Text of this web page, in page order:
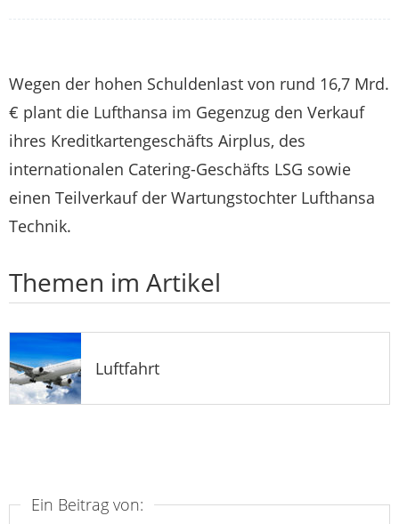
Wegen der hohen Schuldenlast von rund 16,7 Mrd.
€ plant die Lufthansa im Gegenzug den Verkauf
ihres Kreditkartengeschäfts Airplus, des
internationalen Catering-Geschäfts LSG sowie
einen Teilverkauf der Wartungstochter Lufthansa
Technik.
Themen im Artikel
Luftfahrt
Ein Beitrag von: